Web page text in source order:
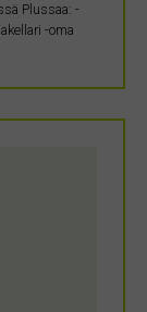
Plussaa: -
-oma